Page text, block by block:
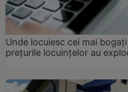
Unde locuiesc cei mai
prețurile locuințelor au